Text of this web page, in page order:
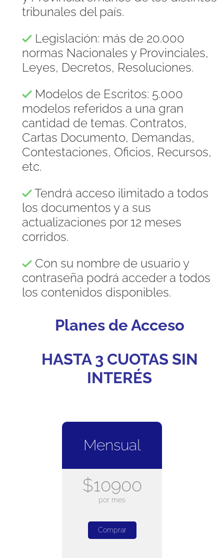
tribunales del país.
Legislación: más de 20.000
normas Nacionales y Provinciales,
Leyes, Decretos, Resoluciones.
Modelos de Escritos: 5.000
modelos referidos a una gran
cantidad de temas. Contratos,
Cartas Documento, Demandas,
Contestaciones, Oficios, Recursos,
etc.
Tendrá acceso ilimitado a todos
los documentos y a sus
actualizaciones por 12 meses
corridos.
Con su nombre de usuario y
contraseña podrá acceder a todos
los contenidos disponibles.
Planes de Acceso
HASTA 3 CUOTAS SIN
INTERÉS
Mensual
$10900
por mes
Comprar